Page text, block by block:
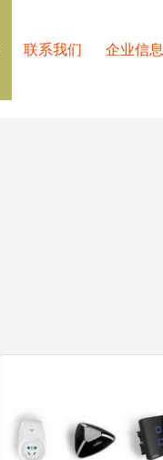
联系我们 企业信息